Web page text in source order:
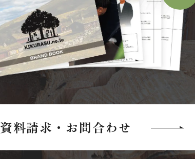
資料請求・お問合わせ